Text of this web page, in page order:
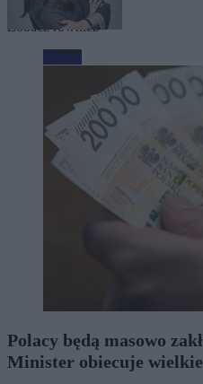
Tagi:
Zobacz również
Biznes
Polacy będą masowo
Minister obiecuje